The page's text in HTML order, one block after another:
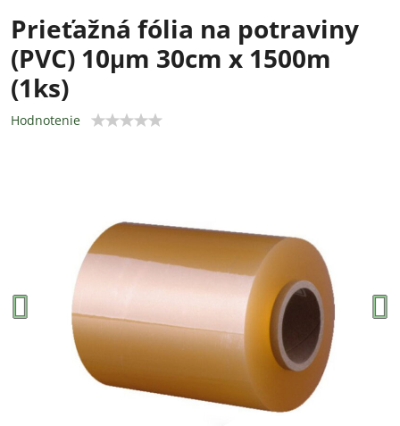
Prieťažná fólia na potraviny
(PVC) 10μm 30cm x 1500m
(1ks)
Hodnotenie